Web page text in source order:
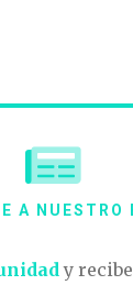
A NUESTRO
y